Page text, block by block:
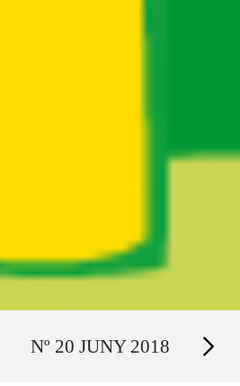
Nº 20 JUNY 2018 Secciones